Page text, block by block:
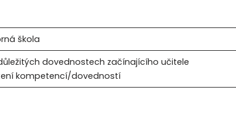
škola
dovednostech začínajícího učitele
kompetencí/dovedností